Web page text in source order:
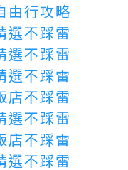
由行攻略
選不踩雷
選不踩雷
選不踩雷
店不踩雷
選不踩雷
店不踩雷
選不踩雷